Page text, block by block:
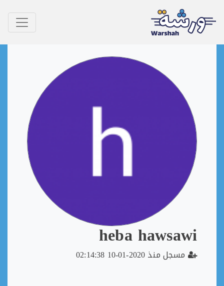
heba hawsawi
مسجل منذ 2020-01-10 02:14:38